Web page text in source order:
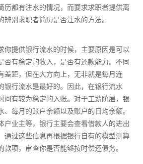
历都有注水的情况，而要求求职者提供离
别求职者简历是否注水的方法。
你提供银行流水的时候，主要原因是可以
否有稳定的收入，是否有还款能力。不同
差距，但在大方向上，无非就是每月连
银行流水是最好的。因此，在银行流水
间有较为稳定的入账。对于工薪阶层，银
每月的账户余额以及账户的日均余额。
户业主等，银行主要会查看借款人的进出
通过这些信息再根据银行自有的模型测算
项，审查你是否能够按时偿还债务。